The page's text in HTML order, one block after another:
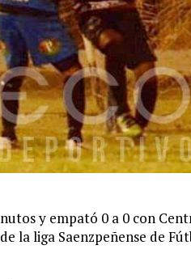
y empató 0 a 0 con
la liga Saenzpeñense de